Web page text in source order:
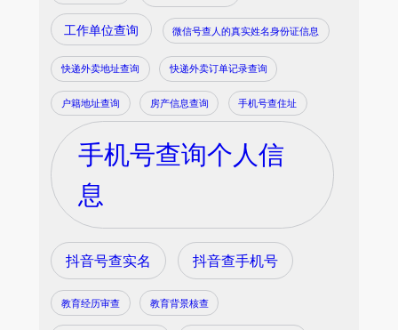
工作单位查询 微信号查人的真实姓名身份证信息
快递外卖地址查询 快递外卖订单记录查询
户籍地址查询 房产信息查询 手机号查住址
手机号查询个人信
息
抖音号查实名 抖音查手机号
教育经历审查 教育背景核查